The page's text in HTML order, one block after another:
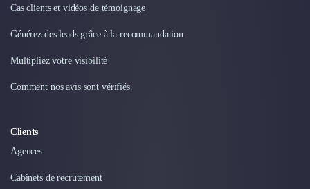
Logiciel E-Commerce
Réalité Virtuelle (VR)
Bureaux d'Entreprise
Logistique
Traduction
Conception & Aménagement de Bureaux
Cas clients et vidéos de témoignage
Générez des leads grâce à la recommandation
Multipliez votre visibilité
Comment nos avis sont vérifiés
Clients
Agences
Cabinets de recrutement